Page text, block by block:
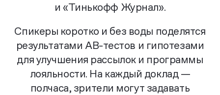
и «Тинькофф Журнал».
Спикеры коротко и без воды поделятся
результатами AB-тестов и гипотезами
для улучшения рассылок и программы
лояльности. На каждый доклад —
полчаса, зрители могут задавать